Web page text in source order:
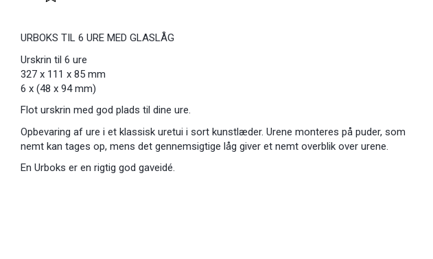
URBOKS TIL 6 URE MED GLASLÅG
Urskrin til 6 ure
327 x 111 x 85 mm
6 x (48 x 94 mm)
Flot urskrin med god plads til dine ure.
Opbevaring af ure i et klassisk uretui i sort kunstlæder. Urene monteres på puder, som
nemt kan tages op, mens det gennemsigtige låg giver et nemt overblik over urene.
En Urboks er en rigtig god gaveidé.